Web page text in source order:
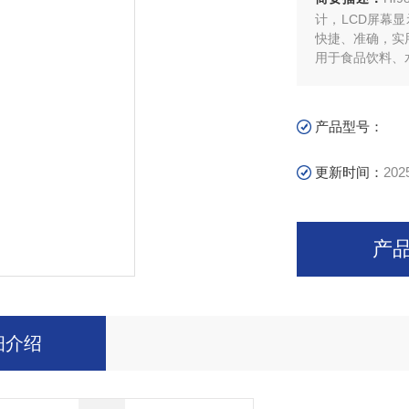
计，LCD屏幕
快捷、准确，实
用于食品饮料
产品型号：
更新时间：
产
介绍